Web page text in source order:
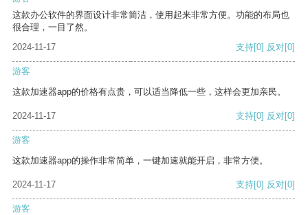
这款办公软件的界面设计非常简洁，使用起来非常方便。功能的布局也
很合理，一目了然。
2024-11-17
支持[0] 反对[0]
游客
这款加速器app的价格有点贵，可以适当降低一些，这样会更加亲民。
2024-11-17 支持[0] 反对[0]
游客
这款加速器app的操作非常简单，一键加速就能开启，非常方便。
2024-11-17 支持[0] 反对[0]
游客